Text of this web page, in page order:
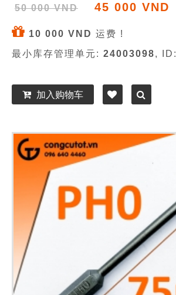
50 000 VND 45 000 VND
10 000 VND 运费 !
最小库存管理单元: 24003098, ID:
加入购物车